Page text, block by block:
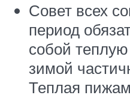
Совет всех
период
собой
зимой
Теплая